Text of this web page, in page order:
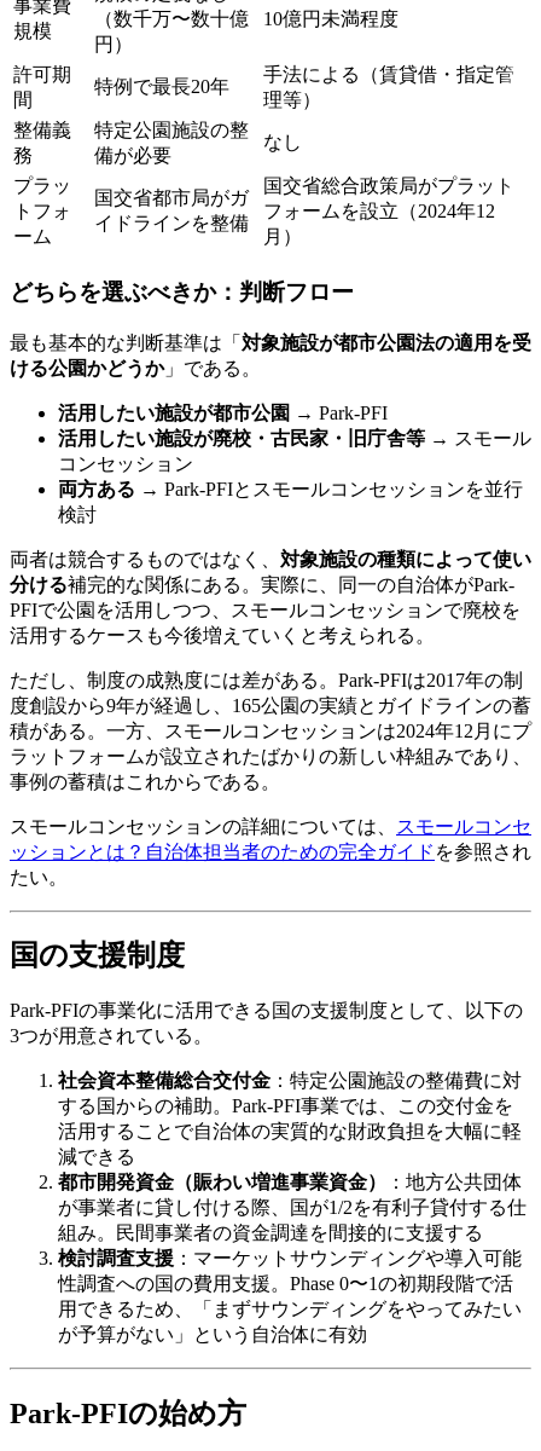
事業費
規模
（数千万〜数十億
円）
10億円未満程度
許可期
間
特例で最長20年
手法による（賃貸借・指定管
理等）
整備義
務
特定公園施設の整
備が必要
なし
プラッ
トフォ
ーム
国交省都市局がガ
イドラインを整備
国交省総合政策局がプラット
フォームを設立（2024年12
月）
どちらを選ぶべきか：判断フロー
最も基本的な判断基準は「 対象施設が都市公園法の適用を受
ける公園かどうか」である。
活用したい施設が都市公園 → Park-PFI
活用したい施設が廃校・古民家・旧庁舎等 → スモール
コンセッション
両方ある → Park-PFIとスモールコンセッションを並行
検討
両者は競合するものではなく、 対象施設の種類によって使い
分ける補完的な関係にある。実際に、同一の自治体がPark-
PFIで公園を活用しつつ、スモールコンセッションで廃校を
活用するケースも今後増えていくと考えられる。
ただし、制度の成熟度には差がある。Park-PFIは2017年の制
度創設から9年が経過し、165公園の実績とガイドラインの蓄
積がある。一方、スモールコンセッションは2024年12月にプ
ラットフォームが設立されたばかりの新しい枠組みであり、
事例の蓄積はこれからである。
スモールコンセッションの詳細については、
スモールコンセ
ッションとは？自治体担当者のための完全ガイド を参照され
たい。
国の支援制度
Park-PFIの事業化に活用できる国の支援制度として、以下の
3つが用意されている。
社会資本整備総合交付金 ：特定公園施設の整備費に対
する国からの補助。Park-PFI事業では、この交付金を
活用することで自治体の実質的な財政負担を大幅に軽
減できる
都市開発資金（賑わい増進事業資金）
：地方公共団体
が事業者に貸し付ける際、国が1/2を有利子貸付する仕
組み。民間事業者の資金調達を間接的に支援する
検討調査支援 ：マーケットサウンディングや導入可能
性調査への国の費用支援。Phase 0〜1の初期段階で活
用できるため、「まずサウンディングをやってみたい
が予算がない」という自治体に有効
Park-PFIの始め方